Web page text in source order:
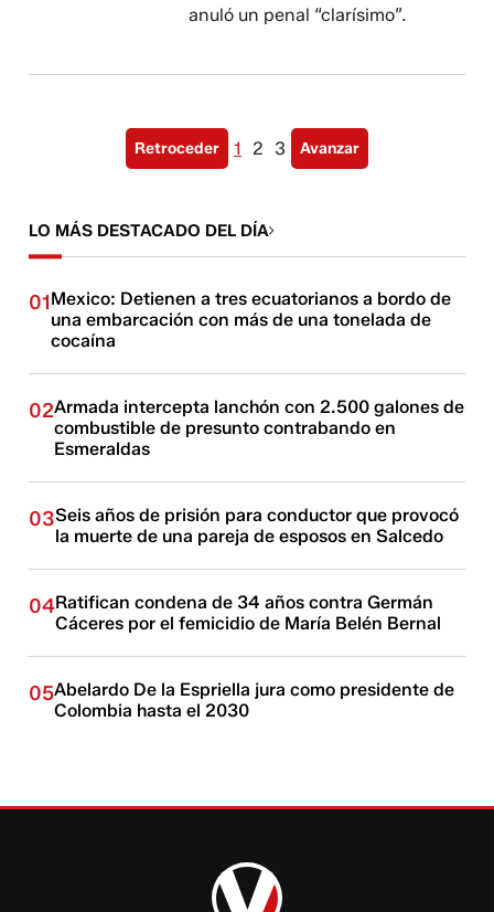
anuló un penal “clarísimo”.
Retroceder 1 2 3 Avanzar
LO MÁS DESTACADO DEL DÍA
01Mexico: Detienen a tres ecuatorianos a bordo de
una embarcación con más de una tonelada de
cocaína
02Armada intercepta lanchón con 2.500 galones de
combustible de presunto contrabando en
Esmeraldas
03Seis años de prisión para conductor que provocó
la muerte de una pareja de esposos en Salcedo
04Ratifican condena de 34 años contra Germán
Cáceres por el femicidio de María Belén Bernal
05Abelardo De la Espriella jura como presidente de
Colombia hasta el 2030